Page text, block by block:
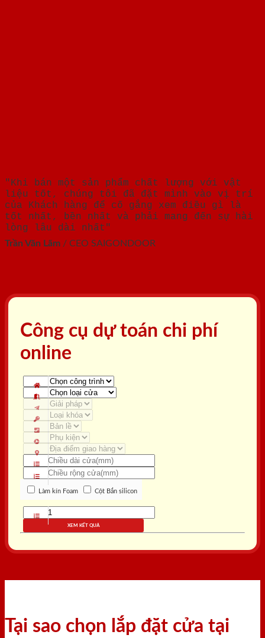
"Khi bán một sản phẩm chất lượng với vật
liệu tốt, chúng tôi đã đặt mình vào vị trí
của Khách hàng để cố gắng xem điều gì là
tốt nhất, bền nhất và phải mang đến sự hài
lòng lâu dài nhất"
Trần Văn Lãm / CEO SAIGONDOOR
Công cụ dự toán chi phí
online
Làm kín Foam Cột Bắn silicon
XEM KẾT QUẢ
Tại sao chọn lắp đặt cửa tại